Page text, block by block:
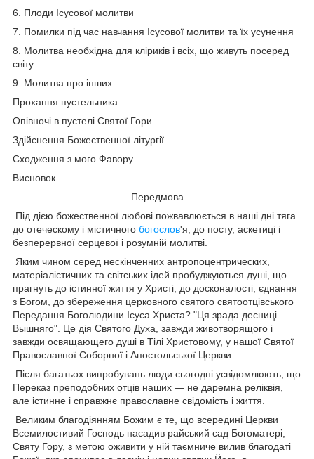
6. Плоди Ісусової молитви
7. Помилки під час навчання Ісусової молитви та їх усунення
8. Молитва необхідна для кліриків і всіх, що живуть посеред
світу
9. Молитва про інших
Прохання пустельника
Опівночі в пустелі Святої Гори
Здійснення Божественної літургії
Сходження з мого Фавору
Висновок
Передмова
Під дією божественної любові пожвавлюється в наші дні тяга
до отеческому і містичного богослов'я, до посту, аскетиці і
безперервної серцевої і розумній молитві.
Яким чином серед нескінченних антропоцентрических,
матеріалістичних та світських ідей пробуджуються душі, що
прагнуть до істинної життя у Христі, до досконалості, єднання
з Богом, до збереження церковного святого святоотцівського
Передання Боголюдини Ісуса Христа? "Ця зрада десниці
Вышняго". Це дія Святого Духа, завжди животворящого і
завжди освящающего душі в Тілі Христовому, у нашої Святої
Православної Соборної і Апостольської Церкви.
Після багатьох випробувань люди сьогодні усвідомлюють, що
Переказ преподобних отців наших — не даремна реліквія,
але істинне і справжнє православне свідомість і життя.
Великим благодіянням Божим є те, що всередині Церкви
Всемилостивий Господь насадив райський сад Богоматері,
Святу Гору, з метою оживити у ній таємниче вилив благодаті